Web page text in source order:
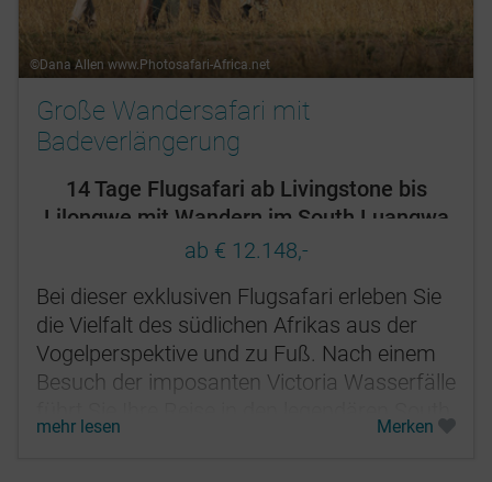
©Dana Allen www.Photosafari-Africa.net
Große Wandersafari mit
Badeverlängerung
14 Tage Flugsafari ab Livingstone bis
Lilongwe mit Wandern im South Luangwa
und Baden am Lake Malawi
ab € 12.148,-
Bei dieser exklusiven Flugsafari erleben Sie
die Vielfalt des südlichen Afrikas aus der
Vogelperspektive und zu Fuß. Nach einem
Besuch der imposanten Victoria Wasserfälle
Luangwa...
mehr lesen Merken